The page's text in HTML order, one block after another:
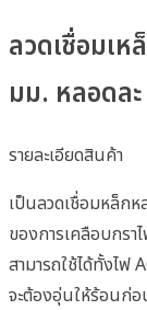
ลวดเชื่อมเ
มม. หลอดล
รายละเอียดสินค้า
เป็นลวดเชื่อมหล็ก
ของการเคลือบกรา
สามารถใช้ได้ทั้งไฟ
จะต้องอุ่นให้ร้อนก่